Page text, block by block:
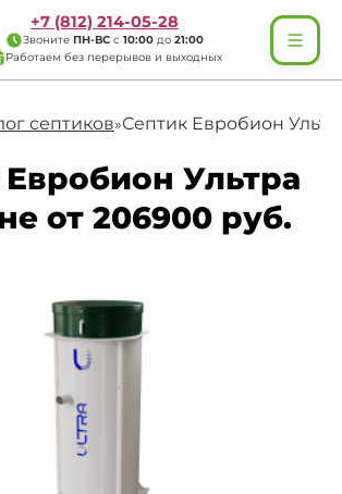
+7 (812) 214-05-28
Звоните ПН-ВС с 10:00 до 21:00
Работаем без перерывов и выходных
септиков»Септик Евробион
Ультра
от 206900 руб.